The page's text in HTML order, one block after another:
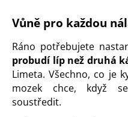
Vůně pro každou
Ráno potřebujete
probudí líp než druhá
Limeta. Všechno, co je
mozek chce, když
soustředit.